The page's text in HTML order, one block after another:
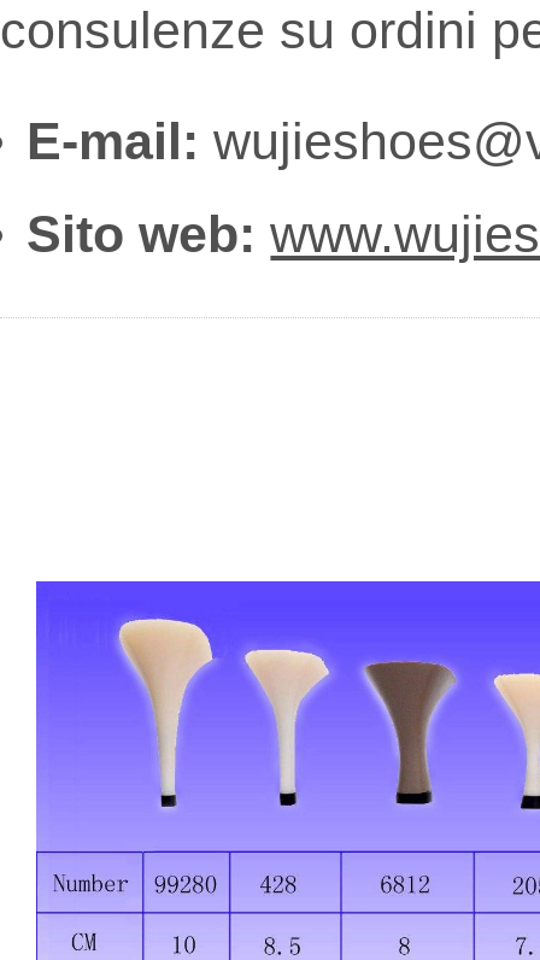
consulenze su ordini
E-mail:
Sito web: